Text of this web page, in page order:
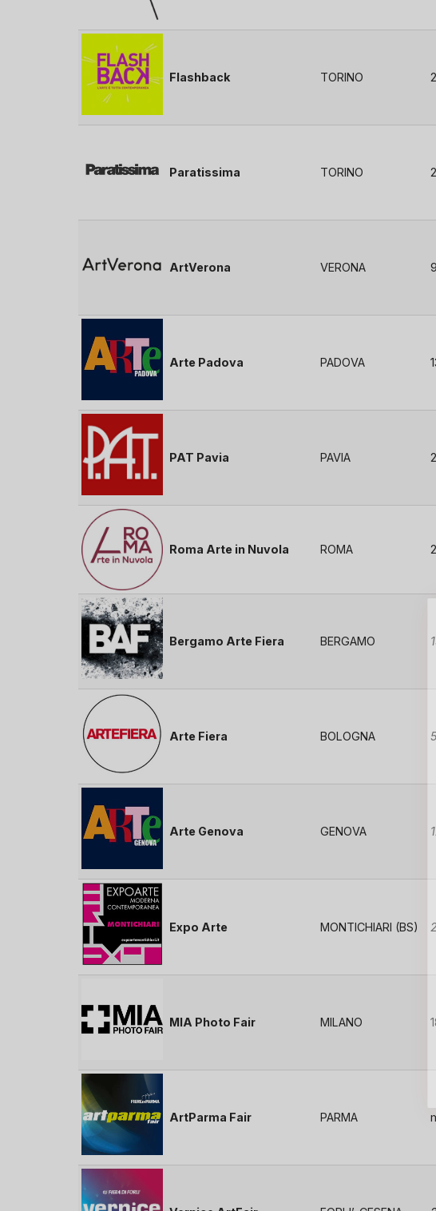
Flashback TORINO
Paratissima TORINO
ArtVerona VERONA
Arte Padova PADOVA
PAT Pavia PAVIA
Roma Arte in Nuvola ROMA
Bergamo Arte Fiera BERGAMO
Arte Fiera BOLOGNA
Arte Genova GENOVA
Expo Arte MONTICHIARI (BS)
MIA Photo Fair MILANO
ArtParma Fair PARMA